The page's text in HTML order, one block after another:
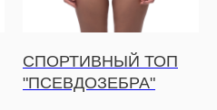
СПОРТИВНЫЙ ТОП
"ПСЕВДОЗЕБРА"